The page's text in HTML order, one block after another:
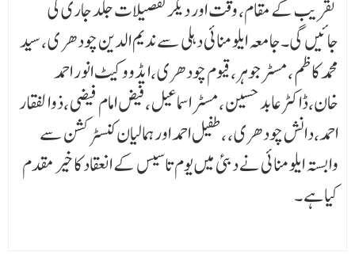
تقریب کے مقام، وقت اور دیگر تفصیلات جلد جاری کی
جائیں گی۔جامعہ ایلومنائی دہلی سے ندیم الدین چودھر ی ،سید
محمد کاظم ،مسٹر جوہر،قیوم چودھری ،ایڈووکیٹ انور احمد
خان،ڈاکٹر عابد حسین ،مسٹر اسماعیل ،فیض امام فیضی ،ذوا لفقا ر
احمد،دانش چودھری ، ،طفیل احمد اور ہمالیان کنسٹرکشن سے
وابستہ ایلومنائی نے دبئی میں یوم تاسیس کے انعقاد کا خیر مقدم
کیا ہے ۔